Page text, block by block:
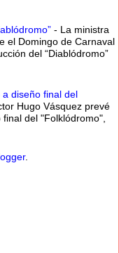
- La ministra
el Domingo de Carnaval
del “Diablódromo”
diseño final del
Hugo Vásquez prevé
del "Folklódromo",
.